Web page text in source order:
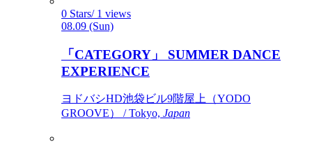
0 Stars/ 1 views
08.09 (Sun)
「CATEGORY」 SUMMER DANCE
EXPERIENCE
ヨドバシHD池袋ビル9階屋上（YODO
GROOVE） / Tokyo, Japan